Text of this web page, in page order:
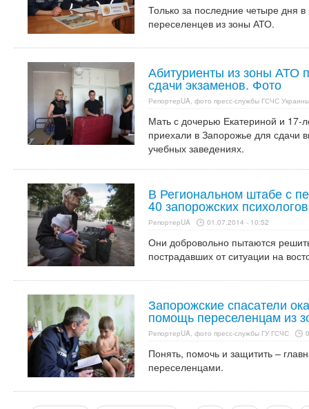
Только за последние четыре дня
переселенцев из зоны АТО.
Абитуриенты из зоны АТО
сдачи экзаменов. Фото
РепортерUA, фото пресс-службы ГСЧС
Мать с дочерью Екатериной и 17-
приехали в Запорожье для сдачи
учебных заведениях.
В Региональном штабе с
40 запорожских
РепортерUA 01.07.2014 - 10:52
Они добровольно пытаются
пострадавших от ситуации на
Запорожские спасатели
помощь переселенцам из
РепортерUA, фото пресс-службы ГУ ГСЧС
Понять, помочь и защитить –
переселенцами.